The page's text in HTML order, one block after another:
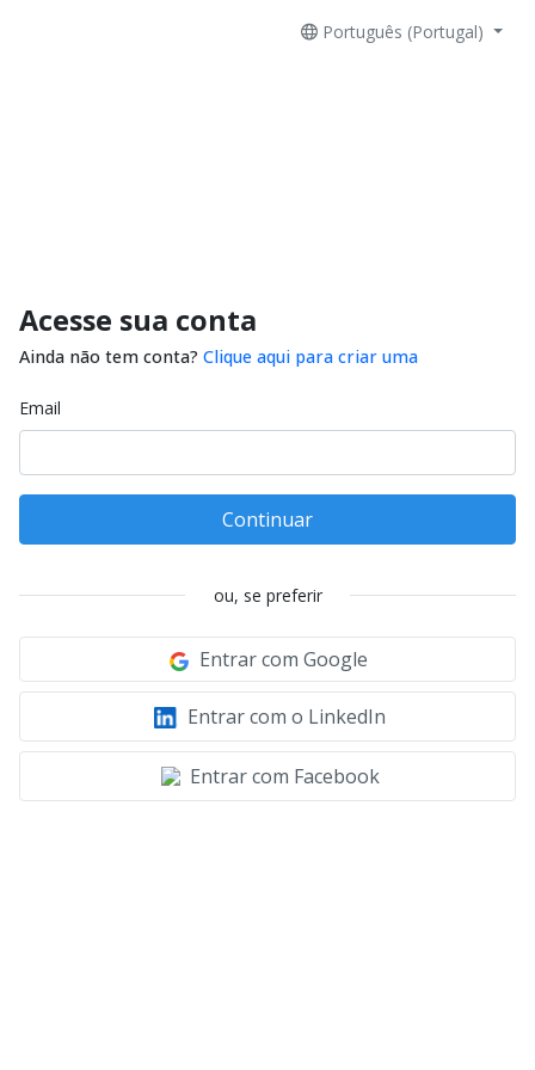
Português (Portugal)
Acesse sua conta
Ainda não tem conta? Clique aqui para criar uma
Email
Continuar
ou, se preferir
Entrar com Google
Entrar com o LinkedIn
Entrar com Facebook